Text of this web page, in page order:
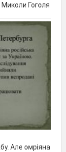
Миколи Гоголя
Але омріяна